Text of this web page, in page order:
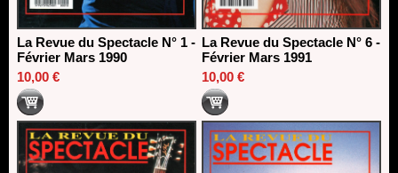
La Revue du Spectacle N° 1 -
Février Mars 1990
10,00 €
La Revue du Spectacle N° 6 -
Février Mars 1991
10,00 €